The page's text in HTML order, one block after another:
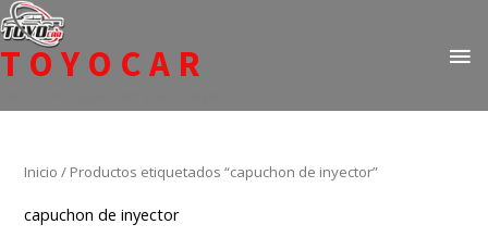
Ir
al
contenido
TOYOCAR
Inicio / Productos etiquetados “capuchon de inyector”
capuchon de inyector